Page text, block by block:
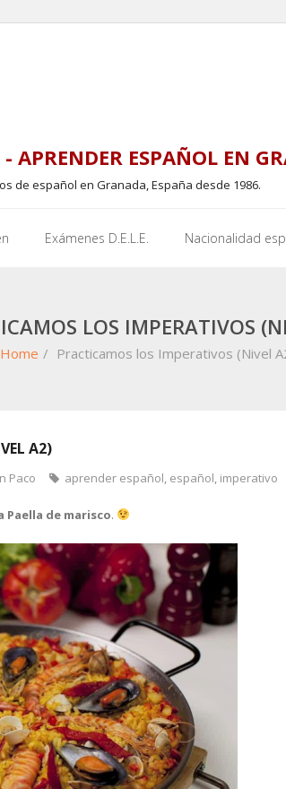
APRENDER ESPAÑOL EN
de español en Granada, España desde 1986.
Exámenes D.E.L.E. Nacionalidad
LOS IMPERATIVOS
Home / Practicamos los Imperativos (Nivel
A2)
Paco aprender español, español, imperativo
Paella de marisco.